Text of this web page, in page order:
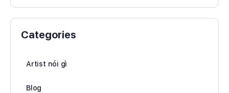
Categories
Artist nói gì
Blog